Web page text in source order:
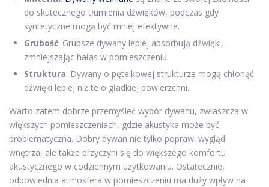
do skutecznego tłumienia dźwięków, podczas gdy
syntetyczne mogą być mniej efektywne.
Grubość: Grubsze dywany lepiej absorbują dźwięki,
zmniejszając hałas w pomieszczeniu.
Struktura: Dywany o pętelkowej strukturze mogą chłonąć
dźwięki lepiej niż te o gładkiej powierzchni.
Warto zatem dobrze przemyśleć wybór dywanu, zwłaszcza w
większych pomieszczeniach, gdzie akustyka może być
problematyczna. Dobry dywan nie tylko poprawi wygląd
wnętrza, ale także przyczyni się do większego komfortu
akustycznego w codziennym użytkowaniu. Ostatecznie,
odpowiednia atmosfera w pomieszczeniu ma duży wpływ na